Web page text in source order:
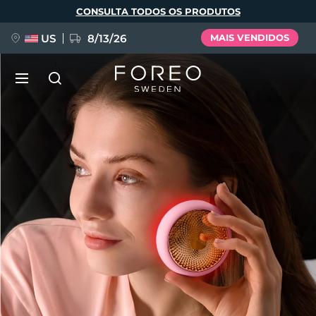
principal
CONSULTA TODOS OS PRODUTOS
US 8/13/26 MAIS VENDIDOS
NOVIDADE
FAQ™ Pure Beauty-Tech Elixir
BREAKING NEWS
issa™ Teeth Whitening Set
Idioma
Deutsch
Español
Français
Italiano
Português
Polski
Svenska
Русский
Türkçe
简体中文 繁體中文